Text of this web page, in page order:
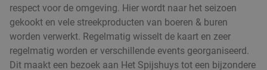
respect voor de omgeving. Hier wordt naar het seizoen
gekookt en vele streekproducten van boeren & buren
worden verwerkt. Regelmatig wisselt de kaart en zeer
regelmatig worden er verschillende events georganiseerd.
Dit maakt een bezoek aan Het Spijshuys tot een bijzondere